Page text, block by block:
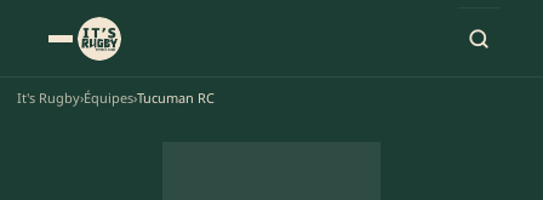
It's Rugby›Équipes›Tucuman RC